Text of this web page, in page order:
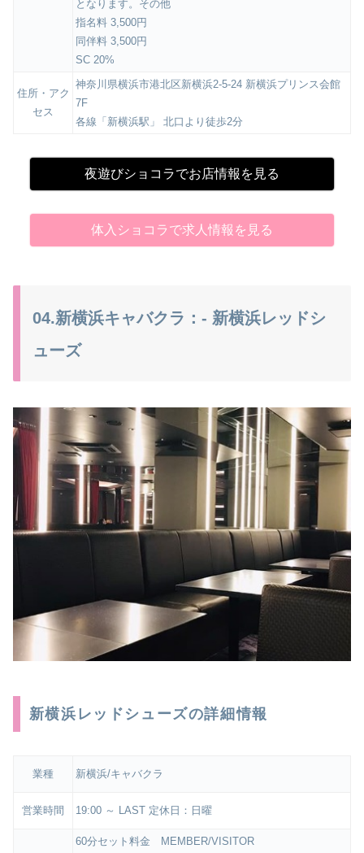
となります。その他
指名料 3,500円
同伴料 3,500円
SC 20%
住所・アク
セス
神奈川県横浜市港北区新横浜2-5-24 新横浜プリンス会館
7F
各線「新横浜駅」 北口より徒歩2分
夜遊びショコラでお店情報を見る
体入ショコラで求人情報を見る
04.新横浜キャバクラ：- 新横浜レッドシ
ューズ
新横浜レッドシューズの詳細情報
業種 新横浜/キャバクラ
営業時間 19:00 ～ LAST 定休日：日曜
60分セット料金 MEMBER/VISITOR